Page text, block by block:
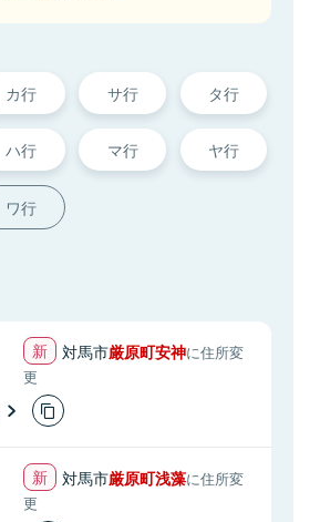
カ行 サ行 タ行
ハ行 マ行 ヤ行
ワ行
対馬市厳原町安神に住所変
更
対馬市厳原町浅藻に住所変
更